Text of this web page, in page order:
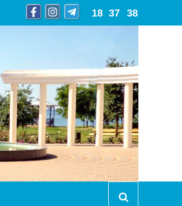
18 37 40